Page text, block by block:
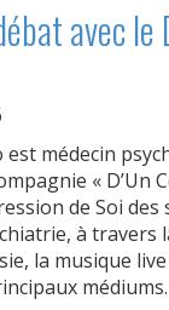
avec
médecin
« D’Un
de Soi des
à travers
la musique
médiums.